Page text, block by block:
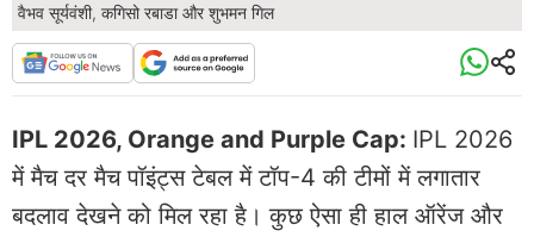
वैभव सूर्यवंशी, कगिसो रबाडा और शुभमन गिल
IPL 2026, Orange and Purple Cap: IPL 2026
में मैच दर मैच पॉइंट्स टेबल में टॉप-4 की टीमों में लगातार
बदलाव देखने को मिल रहा है। कुछ ऐसा ही हाल ऑरेंज और